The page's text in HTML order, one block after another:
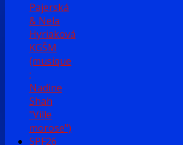
Pajerská
& Nela
Hyriaková
KGŠM
(musique
:
Nadine
Shah
"Ville
morose")
SPF26